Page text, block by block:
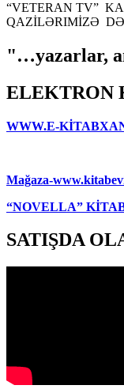
“VETERAN TV”
QAZİLƏRIMİZƏ
"…yazarlar,
ELEKTRON
WWW.E-
Mağaza-
“NOVELLA”
SATIŞDA